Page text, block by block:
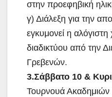
στην προεφηβική
γ) Διάλεξη για την
εγκυμονεί η
διαδικτύου από την
Γρεβενών.
3.Σάββατο 10 &
Τουρνουά Ακαδημιών